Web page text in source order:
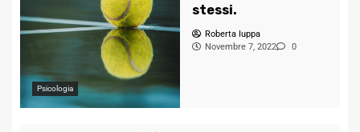
Psicologia
stessi.
Roberta Iuppa
Novembre 7, 2022
0